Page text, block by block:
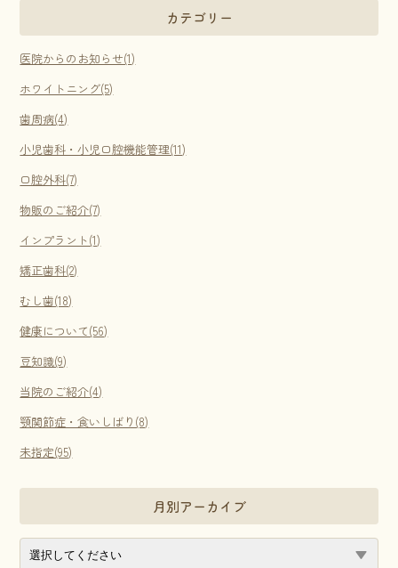
カテゴリー
医院からのお知らせ(1)
ホワイトニング(5)
歯周病(4)
小児歯科・小児口腔機能管理(11)
口腔外科(7)
物販のご紹介(7)
インプラント(1)
矯正歯科(2)
むし歯(18)
健康について(56)
豆知識(9)
当院のご紹介(4)
顎関節症・食いしばり(8)
未指定(95)
月別アーカイブ